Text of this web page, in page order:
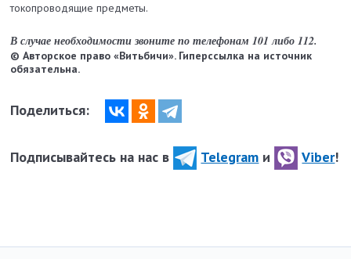
токопроводящие предметы.
В случае необходимости звоните по телефонам 101 либо 112.
© Авторское право «Витьбичи». Гиперссылка на источник
обязательна.
Поделиться:
Подписывайтесь на нас в Telegram и Viber!